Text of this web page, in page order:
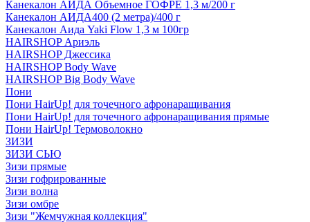
Канекалон АИДА Объемное ГОФРЕ 1,3 м/200 г
Канекалон АИДА400 (2 метра)/400 г
Канекалон Аида Yaki Flow 1,3 м 100гр
HAIRSHOP Ариэль
HAIRSHOP Джессика
HAIRSHOP Body Wave
HAIRSHOP Big Body Wave
Пони
Пони HairUp! для точечного афронаращивания
Пони HairUp! для точечного афронаращивания прямые
Пони HairUp! Термоволокно
ЗИЗИ
ЗИЗИ СЬЮ
Зизи прямые
Зизи гофрированные
Зизи волна
Зизи омбре
Зизи "Жемчужная коллекция"